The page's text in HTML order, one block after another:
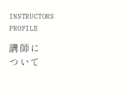
INSTRUCTORS
PROFILE
講師に
ついて